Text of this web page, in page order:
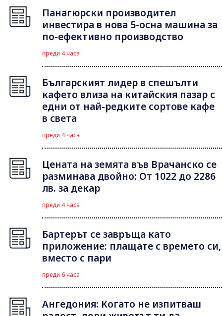
Панагюрски производител
инвестира в нова 5-осна машина за
по-ефективно производство
преди 4 часа
Българският лидер в спешълти
кафето влиза на китайския пазар с
едни от най-редките сортове кафе
в света
преди 4 часа
Цената на земята във Врачанско се
разминава двойно: От 1022 до 2286
лв. за декар
преди 4 часа
Бартерът се завръща като
приложение: плащате с времето си,
вместо с пари
преди 6 часа
Ангедония: Когато не изпитваш